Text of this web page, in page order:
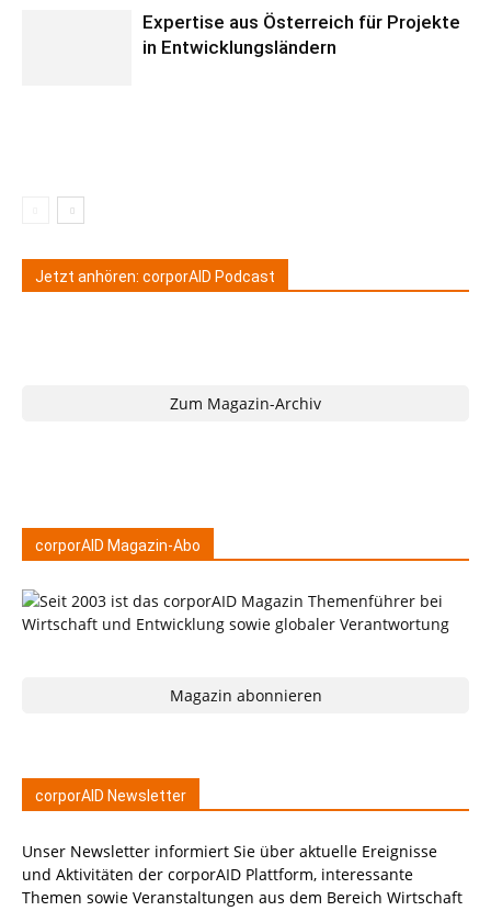
Expertise aus Österreich für Projekte
in Entwicklungsländern
Jetzt anhören: corporAID Podcast
Zum Magazin-Archiv
corporAID Magazin-Abo
Magazin abonnieren
corporAID Newsletter
Unser Newsletter informiert Sie über aktuelle Ereignisse
und Aktivitäten der corporAID Plattform, interessante
Themen sowie Veranstaltungen aus dem Bereich Wirtschaft